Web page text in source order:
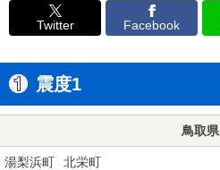
Twitter Facebook
震度1
鳥取県
湯梨浜町 北栄町